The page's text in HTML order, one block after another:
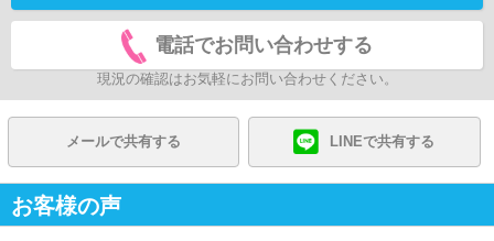
電話でお問い合わせする
現況の確認はお気軽にお問い合わせください。
メールで共有する LINEで共有する
お客様の声